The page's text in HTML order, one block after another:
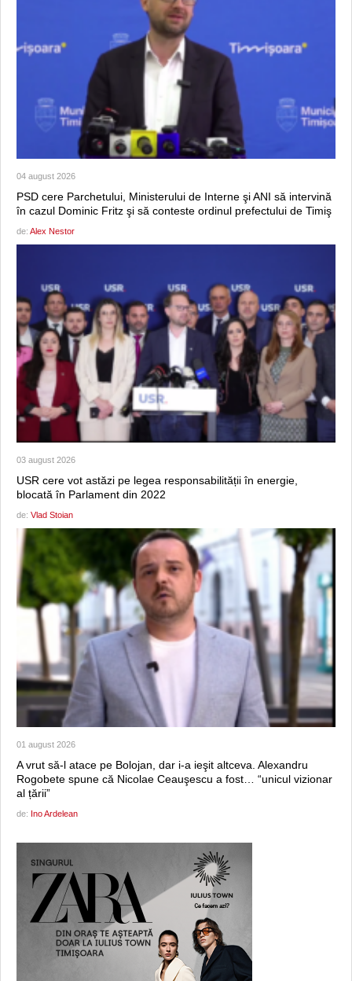
04 august 2026
PSD cere Parchetului, Ministerului de Interne şi ANI să intervină
în cazul Dominic Fritz şi să conteste ordinul prefectului de Timiş
de: Alex Nestor
03 august 2026
USR cere vot astăzi pe legea responsabilității în energie,
blocată în Parlament din 2022
de: Vlad Stoian
01 august 2026
A vrut să-l atace pe Bolojan, dar i-a ieşit altceva. Alexandru
Rogobete spune că Nicolae Ceauşescu a fost… “unicul vizionar
al țării”
de: Ino Ardelean